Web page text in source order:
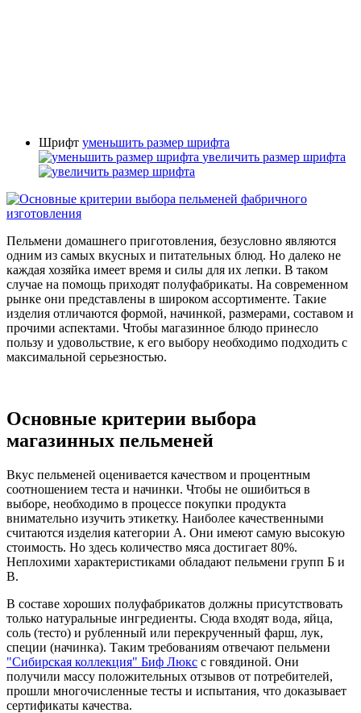
Шрифт уменьшить размер шрифта
увеличить размер шрифта
Пельмени домашнего приготовления, безусловно являются
одним из самых вкусных и питательных блюд. Но далеко не
каждая хозяйка имеет время и силы для их лепки. В таком
случае на помощь приходят полуфабрикаты. На современном
рынке они представлены в широком ассортименте. Такие
изделия отличаются формой, начинкой, размерами, составом и
прочими аспектами. Чтобы магазинное блюдо принесло
пользу и удовольствие, к его выбору необходимо подходить с
максимальной серьезностью.
Основные критерии выбора
магазинных пельменей
Вкус пельменей оценивается качеством и процентным
соотношением теста и начинки. Чтобы не ошибиться в
выборе, необходимо в процессе покупки продукта
внимательно изучить этикетку. Наиболее качественными
считаются изделия категории А. Они имеют самую высокую
стоимость. Но здесь количество мяса достигает 80%.
Неплохими характеристиками обладают пельмени групп Б и
В.
В составе хороших полуфабрикатов должны присутствовать
только натуральные ингредиенты. Сюда входят вода, яйца,
соль (тесто) и рубленный или перекрученный фарш, лук,
специи (начинка). Таким требованиям отвечают пельмени
"Сибирская коллекция" Биф Люкс с говядиной. Они
получили массу положительных отзывов от потребителей,
прошли многочисленные тесты и испытания, что доказывает
сертификаты качества.